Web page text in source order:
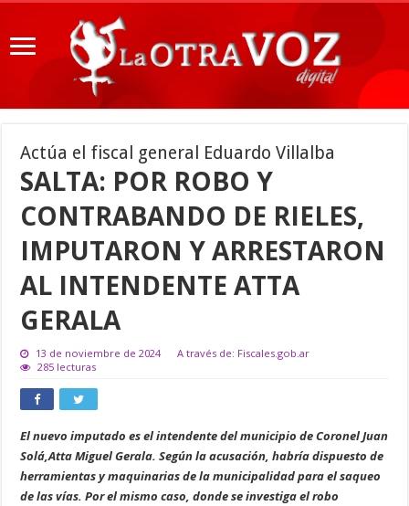
Actúa el fiscal general Eduardo Villalba
SALTA: POR ROBO Y
CONTRABANDO DE RIELES,
IMPUTARON Y ARRESTARON
AL INTENDENTE ATTA
GERALA
13 de noviembre de 2024
A través de: Fiscales.gob.ar
285 lecturas
El nuevo imputado es el intendente del municipio de Coronel Juan
Solá,Atta Miguel Gerala. Según la acusación, habría dispuesto de
herramientas y maquinarias de la municipalidad para el saqueo
de las vías. Por el mismo caso, donde se investiga el robo